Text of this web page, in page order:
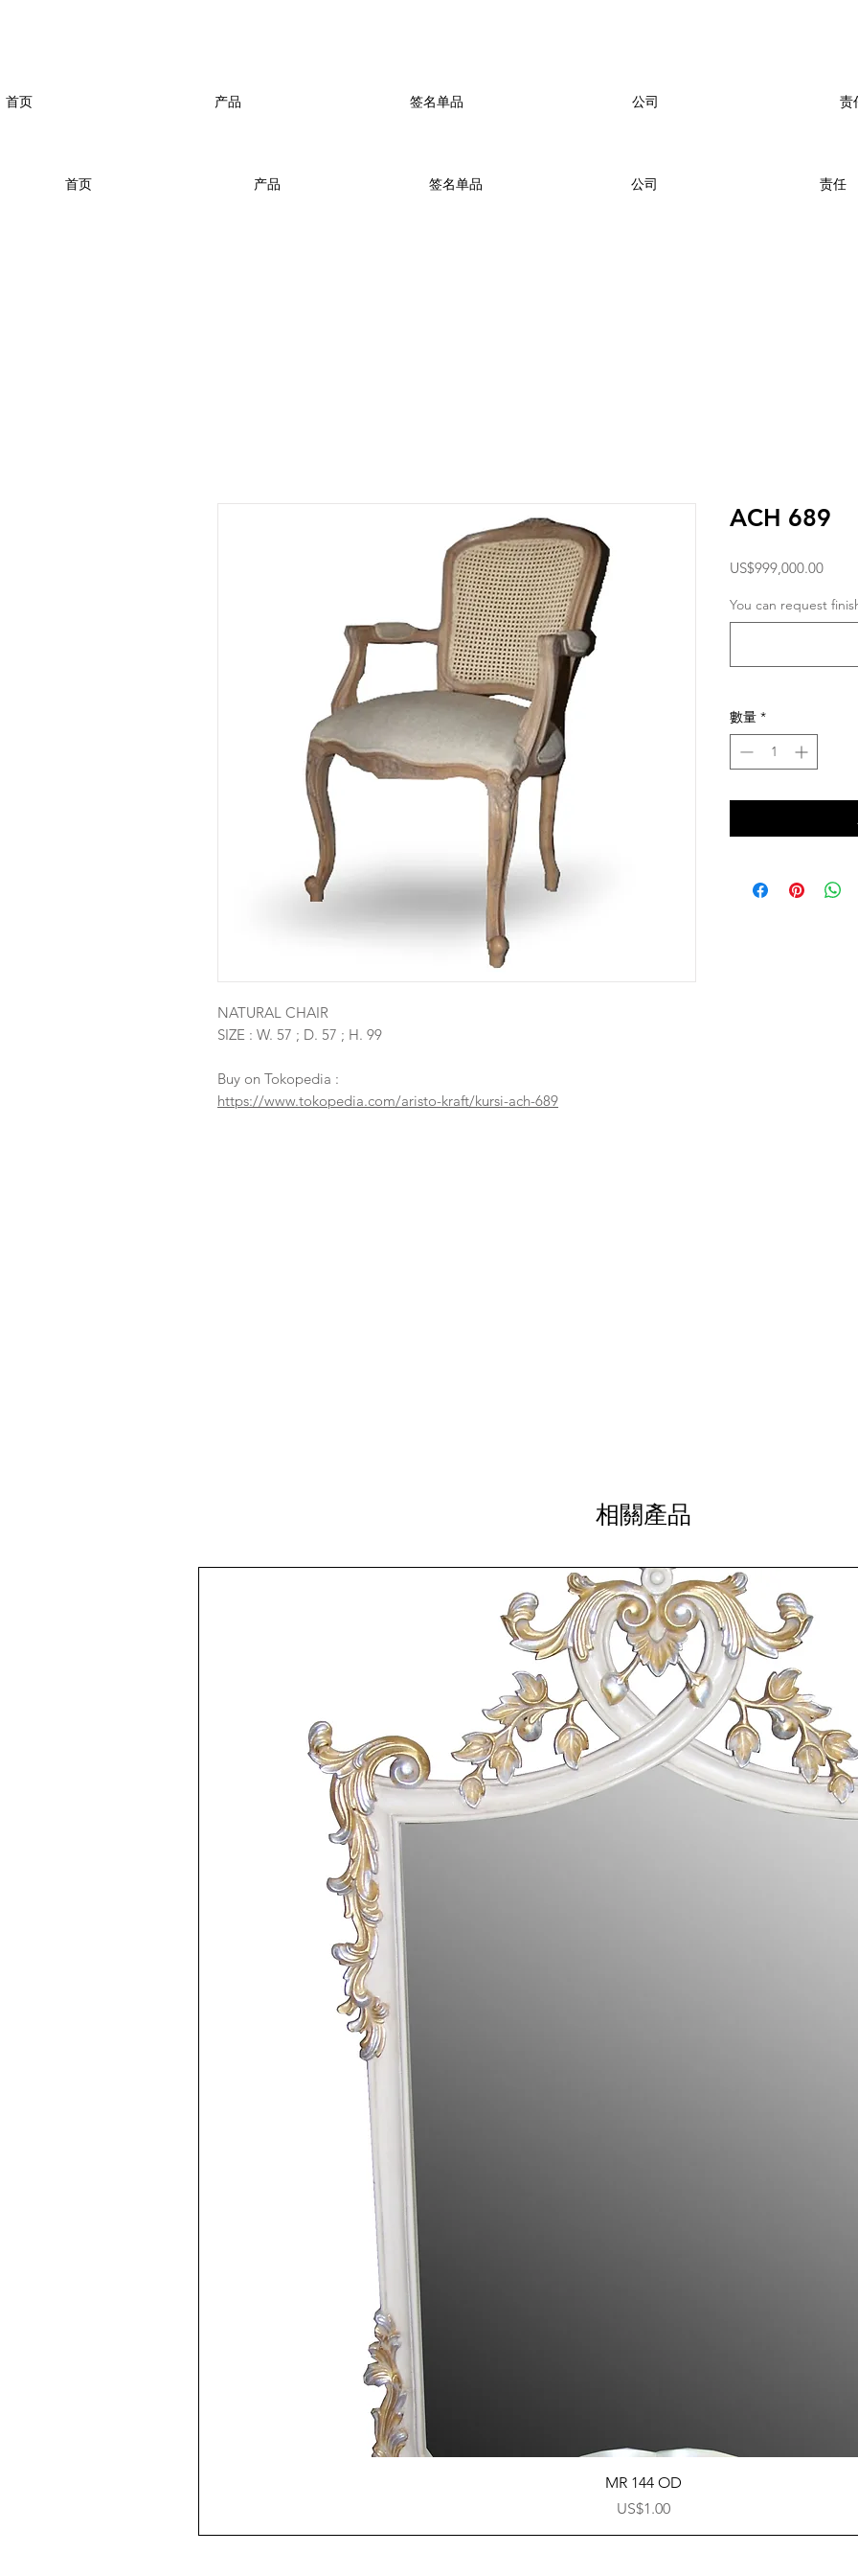
首页 产品 签名单品 公司 责任
首页 产品 签名单品 公司 责
NATURAL CHAIR
SIZE : W. 57 ; D. 57 ; H. 99
Buy on Tokopedia :
https://www.tokopedia.com/aristo-kraft/kursi-ach-689
ACH 689
US$999,000.00價
You can request
數量 *
相關產品
快速瀏覽
MR 144 OD
價格
US$1.00